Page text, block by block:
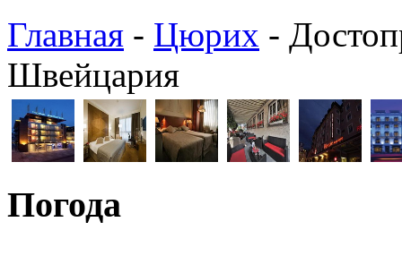
Главная - Цюрих -
Швейцария
Погода